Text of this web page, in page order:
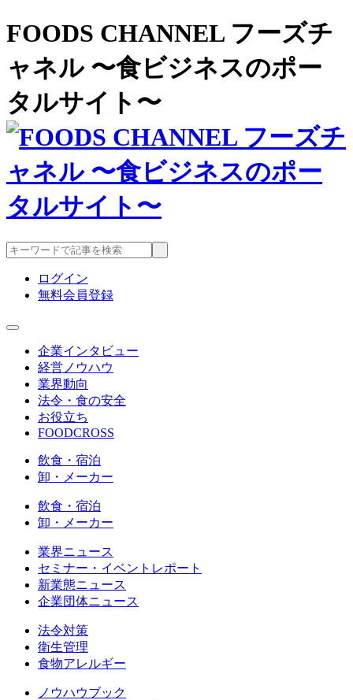
FOODS CHANNEL フーズチ
ャネル 〜食ビジネスのポー
タルサイト〜
ログイン
無料会員登録
企業インタビュー
経営ノウハウ
業界動向
法令・食の安全
お役立ち
FOODCROSS
飲食・宿泊
卸・メーカー
飲食・宿泊
卸・メーカー
業界ニュース
セミナー・イベントレポート
新業態ニュース
企業団体ニュース
法令対策
衛生管理
食物アレルギー
ノウハウブック